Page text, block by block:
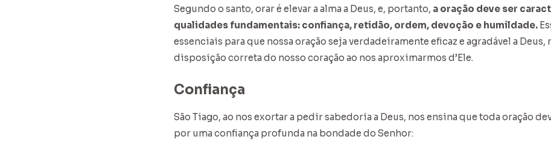
Segundo o santo, orar é elevar a alma a Deus, e, portanto, a oração deve ser
qualidades fundamentais: confiança, retidão, ordem, devoção e humildade.
essenciais para que nossa oração seja verdadeiramente eficaz e agradável a
disposição correta do nosso coração ao nos aproximarmos d’Ele.
Confiança
São Tiago, ao nos exortar a pedir sabedoria a Deus, nos ensina que toda oração
por uma confiança profunda na bondade do Senhor: